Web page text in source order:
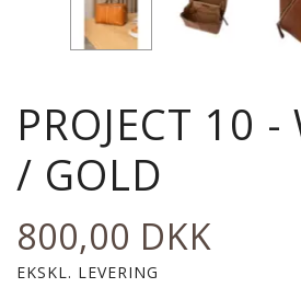
PROJECT 10
/ GOLD
800,00 DKK
EKSKL. LEVERING